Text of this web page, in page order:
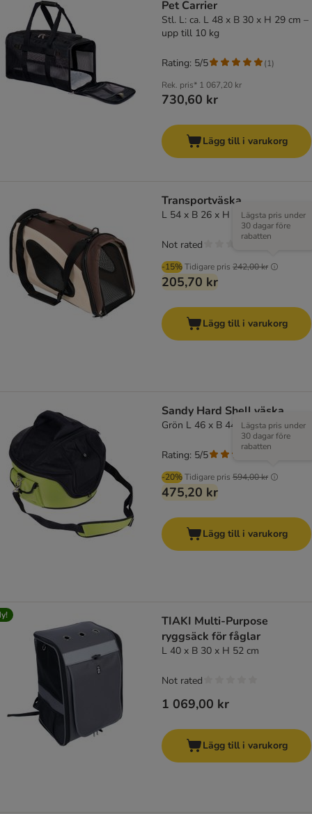
Pet Carrier
Stl. L: ca. L 48 x B 30 x H 29 cm –
upp till 10 kg
Rek. pris* 1 067,20 kr
730,60 kr
Rating: 5/5 (1)
Lägg till i varukorg
Transportväska
L 54 x B 26 x H 30 cm
-15%Tidigare pris 242,00 kr
Lägsta pris under
30 dagar före
rabatten
205,70 kr
Not rated
Lägg till i varukorg
Sandy Hard Shell väska
Grön L 46 x B 44 x H 35 cm
-20%Tidigare pris 594,00 kr
Lägsta pris under
30 dagar före
rabatten
475,20 kr
Rating: 5/5
Lägg till i varukorg
TIAKI Multi-Purpose
ryggsäck för fåglar
L 40 x B 30 x H 52 cm
1 069,00 kr
Not rated
Lägg till i varukorg